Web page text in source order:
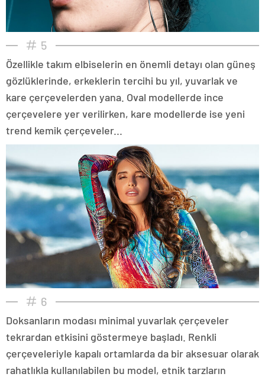
5
Özellikle takım elbiselerin en önemli detayı olan güneş
gözlüklerinde, erkeklerin tercihi bu yıl, yuvarlak ve
kare çerçevelerden yana. Oval modellerde ince
çerçevelere yer verilirken, kare modellerde ise yeni
trend kemik çerçeveler...
6
Doksanların modası minimal yuvarlak çerçeveler
tekrardan etkisini göstermeye başladı. Renkli
çerçeveleriyle kapalı ortamlarda da bir aksesuar olarak
rahatlıkla kullanılabilen bu model, etnik tarzların